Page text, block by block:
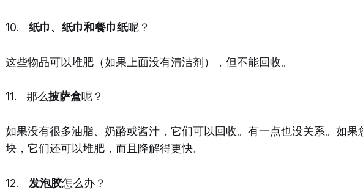
10. 纸巾、纸巾和餐巾纸呢？
这些物品可以堆肥（如果上面没有清洁剂），但不能回收。
11. 那么披萨盒呢？
如果没有很多油脂、奶酪或酱汁，它们可以回收。有一点也没关系。如果
块，它们还可以堆肥，而且降解得更快。
12. 发泡胶怎么办？